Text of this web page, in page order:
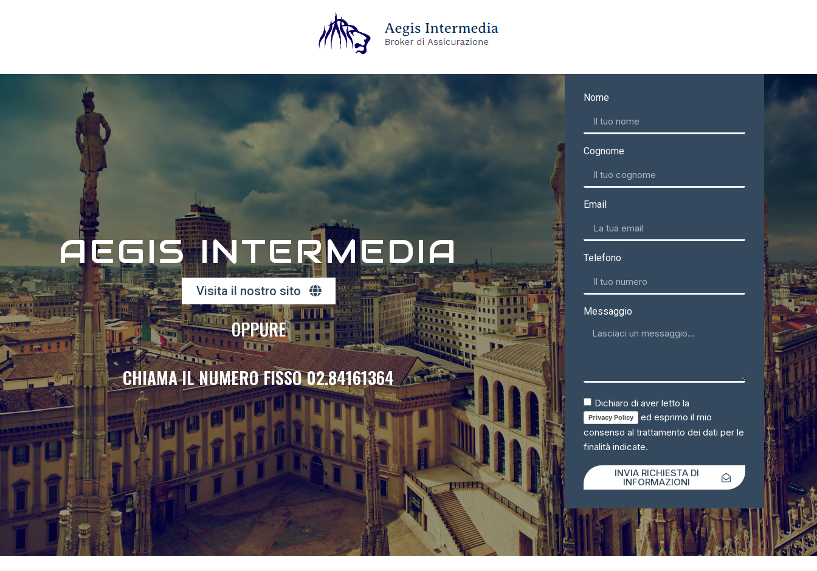
AEGIS INTERMEDIA
Visita il nostro sito
OPPURE
CHIAMA IL NUMERO FISSO 02.84161364
Nome
Cognome
Email
Telefono
Messaggio
Dichiaro di aver letto la
Privacy Policy
ed esprimo il mio
consenso al trattamento dei dati per le
finalità indicate.
INVIA RICHIESTA DI
INFORMAZIONI